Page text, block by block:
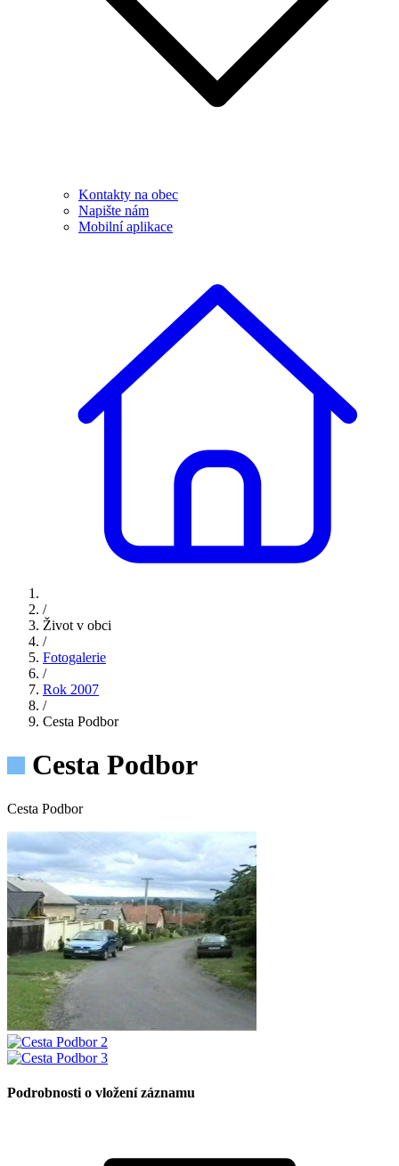
Kontakty na obec
Napište nám
Mobilní aplikace
/
Život v obci
/
Fotogalerie
/
Rok 2007
/
Cesta Podbor
Cesta Podbor
Cesta Podbor
Podrobnosti o vložení záznamu